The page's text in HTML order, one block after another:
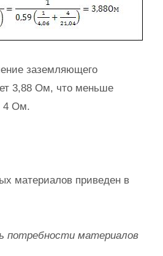
заземляющего
3,88 Ом, что меньше
4 Ом.
материалов приведен в
потребности материалов